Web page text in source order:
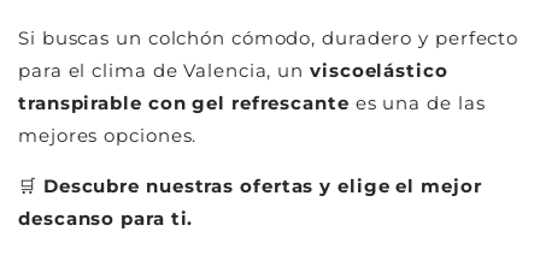
Si buscas un colchón cómodo, duradero y perfecto
para el clima de Valencia, un viscoelástico
transpirable con gel refrescante es una de las
mejores opciones.
🛒 Descubre nuestras ofertas y elige el mejor
descanso para ti.